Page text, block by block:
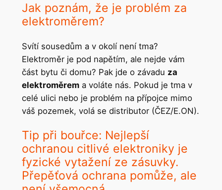
Jak poznám, že je problém za
elektroměrem?
Svítí sousedům a v okolí není tma?
Elektroměr je pod napětím, ale nejde vám
část bytu či domu? Pak jde o závadu za
elektroměrema voláte nás. Pokud je tma v
celé ulici nebo je problém na přípojce mimo
váš pozemek, volá se distributor (ČEZ/E.ON).
Tip při bouřce: Nejlepší
ochranou citlivé elektroniky je
fyzické vytažení ze zásuvky.
Přepěťová ochrana pomůže, ale